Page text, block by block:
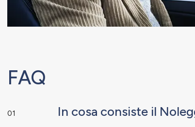
FAQ
01 In cosa consiste il